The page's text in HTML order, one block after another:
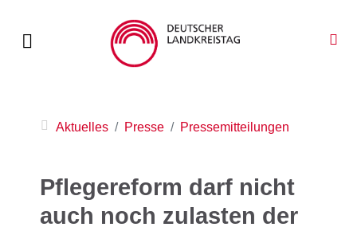
Aktuelles Presse Pressemitteilungen
Pflegereform darf nicht
auch noch zulasten der